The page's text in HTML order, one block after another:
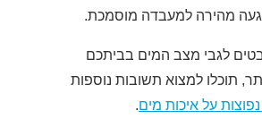
מהירה למעבדה מוסמכת.
לגבי מצב המים בביתכם
תוכלו למצוא תשובות נוספות
על איכות מים.